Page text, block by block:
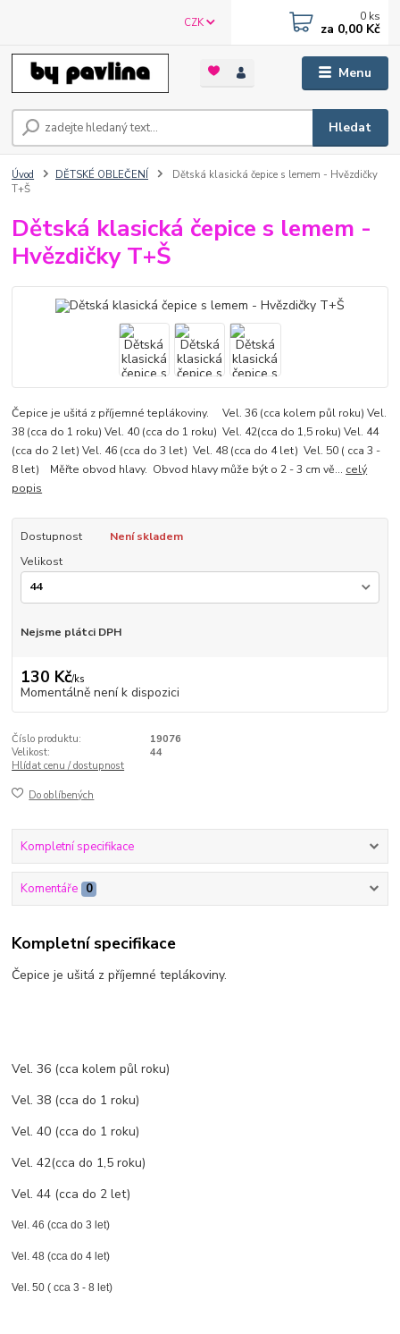
Menu
CZK
Hledat
0 ks
za 0,00 Kč
Úvod DĚTSKÉ OBLEČENÍ
Dětská klasická čepice s lemem - Hvězdičky
T+Š
Dětská klasická čepice s lemem -
Hvězdičky T+Š
Čepice je ušitá z příjemné teplákoviny. Vel. 36 (cca kolem půl roku) Vel.
38 (cca do 1 roku) Vel. 40 (cca do 1 roku) Vel. 42(cca do 1,5 roku) Vel. 44
(cca do 2 let) Vel. 46 (cca do 3 let) Vel. 48 (cca do 4 let) Vel. 50 ( cca 3 -
8 let) Měřte obvod hlavy. Obvod hlavy může být o 2 - 3 cm vě... celý
popis
Dostupnost
Není skladem
Velikost
Nejsme plátci DPH
130 Kč/ks
Momentálně není k dispozici
Číslo produktu:
19076
Velikost:
44
Hlídat cenu / dostupnost
Do oblíbených
Kompletní specifikace
Komentáře 0
Kompletní specifikace
Čepice je ušitá z příjemné teplákoviny.
Vel. 36 (cca kolem půl roku)
Vel. 38 (cca do 1 roku)
Vel. 40 (cca do 1 roku)
Vel. 42(cca do 1,5 roku)
Vel. 44 (cca do 2 let)
Vel. 46 (cca do 3 let)
Vel. 48 (cca do 4 let)
Vel. 50 ( cca 3 - 8 let)